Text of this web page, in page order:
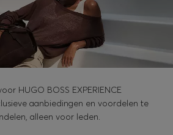
HUGO BOSS EXPERIENCE
aanbiedingen en voordelen te
alleen voor leden.